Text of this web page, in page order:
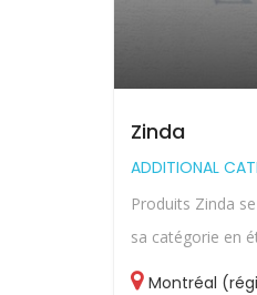
Zinda
ADDITIONAL
Produits Zinda
sa catégorie en
Montréal